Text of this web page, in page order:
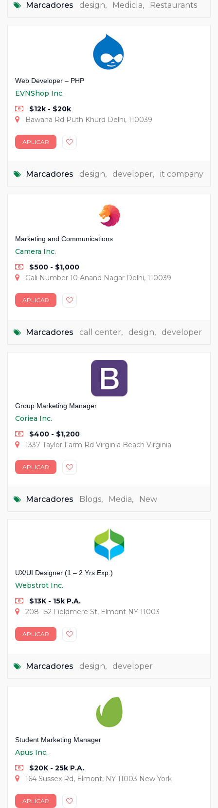
Marcadores design, Medicla, Restaurants
Web Developer – PHP
EVNShop Inc.
$12k - $20k
Bawana Rd Puth Khurd Delhi, 110039
APLICAR
Marcadores design, developer, it company
Marketing and Communications
Camera Inc.
$500 - $1,000
Gali Number 10 Anand Nagar Delhi, 110039
APLICAR
Marcadores call center, design, developer
Group Marketing Manager
Coriea Inc.
$400 - $1,200
1337 Taylor Farm Rd Virginia Beach Virginia
APLICAR
Marcadores Blogs, Media, New
UX/UI Designer (1 – 2 Yrs Exp.)
Webstrot Inc.
$13K - 15k P.A.
208-152 Fieldmere St, Elmont NY 11003
APLICAR
Marcadores design, developer
Student Marketing Manager
Apus Inc.
$20K - 25k P.A.
164 Sussex Rd, Elmont, NY 11003 New York
APLICAR